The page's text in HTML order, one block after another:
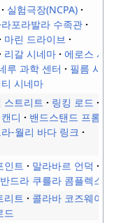
실험극장(NCPA)
포라발라 수족관
마린 드라이브
리갈 시네마
에로스 시
루 과학 센터
필름 시티
시네마
스트리트
링킹 로드
디
밴드스탠드 프롬나
-월리 바다 링크
인트
말라바르 언덕
반드라 쿠를라 콤플렉스
리트
콜라바 코즈웨이
드